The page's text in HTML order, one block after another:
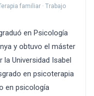
familiar · Trabajo
en Psicología
y obtuvo el máster
la Universidad Isabel
en psicoterapia
en psicología